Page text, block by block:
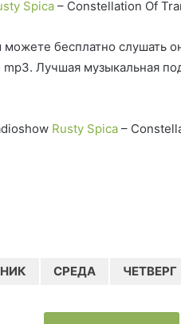
Spica – Constellation Of
можете бесплатно слушать
Лучшая музыкальная
Rusty Spica –
СРЕДА ЧЕТВЕРГ